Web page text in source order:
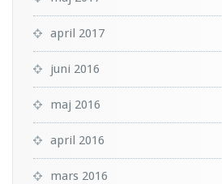
april 2017
juni 2016
maj 2016
april 2016
mars 2016